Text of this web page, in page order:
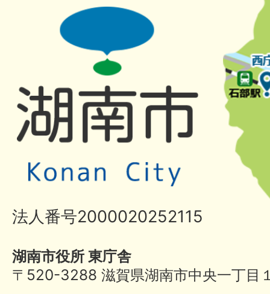
法人番号2000020252115
湖南市役所 東庁舎
〒520-3288 滋賀県湖南市中央一丁目